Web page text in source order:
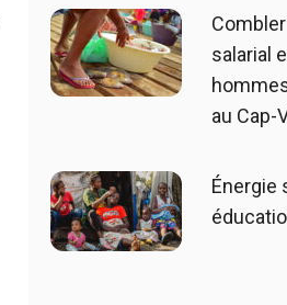
Combler
salarial
au Cap-
Énergie